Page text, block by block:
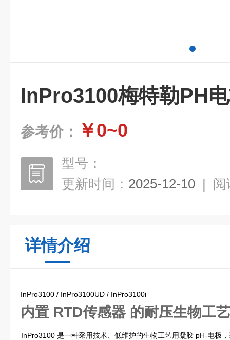
InPro3100梅特勒PH
参考价： ￥0~0
型号：
更新时间： 2025-12-10 | 阅
详情介绍
InPro3100 / InPro3100UD / InPro3100i
内置 RTD传感器 的耐压生物工
InPro3100 是一种采用技术、低维护的生物工艺用凝胶 pH-电极